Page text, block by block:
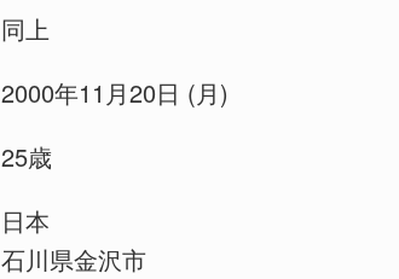
同上
2000年11月20日 (月)
25歳
日本
石川県金沢市